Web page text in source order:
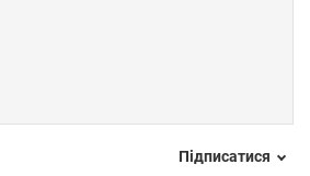
Підписатися